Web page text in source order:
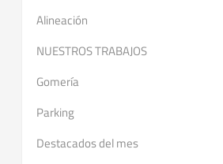
Alineación
NUESTROS TRABAJOS
Gomería
Parking
Destacados del mes